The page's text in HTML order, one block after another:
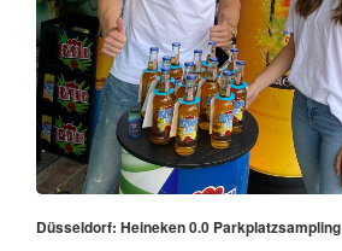
Düsseldorf: Heineken 0.0 Parkplatzsampling